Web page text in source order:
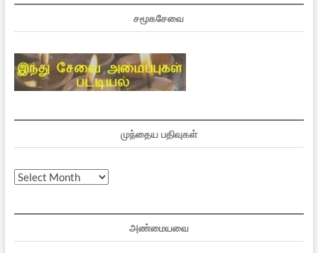
சமூகசேவை
முந்தைய பதிவுகள்
முந்தைய
அண்மையவை